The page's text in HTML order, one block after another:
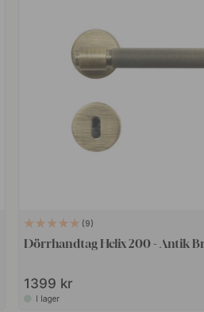
9
Dörrhandtag Helix 200 - Antik
1399 kr
I lager